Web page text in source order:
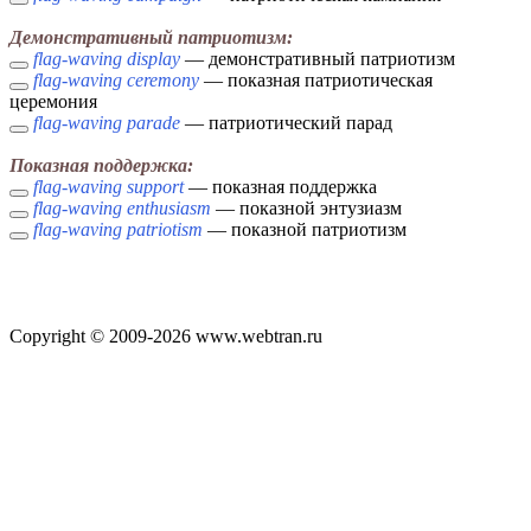
Демонстративный патриотизм:
flag-waving display — демонстративный патриотизм
flag-waving ceremony — показная патриотическая
церемония
flag-waving parade — патриотический парад
Показная поддержка:
flag-waving support— показная поддержка
flag-waving enthusiasm — показной энтузиазм
flag-waving patriotism — показной патриотизм
Copyright © 2009-2026 www.webtran.ru